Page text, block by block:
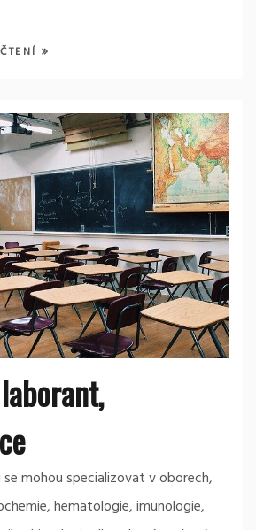
mohou specializovat v oborech,
hematologie, imunologie,